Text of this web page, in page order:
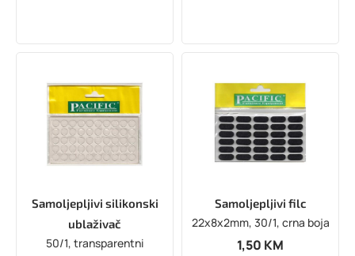
Samoljepljivi silikonski
ublaživač
50/1, transparentni
Samoljepljivi filc
22x8x2mm, 30/1, crna boja
1,50 KM